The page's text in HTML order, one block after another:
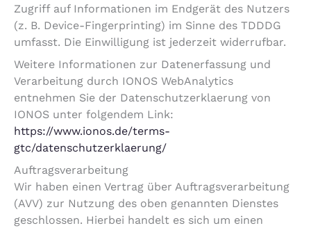
Zugriff auf Informationen im Endgerät des Nutzers
(z. B. Device-Fingerprinting) im Sinne des TDDDG
umfasst. Die Einwilligung ist jederzeit widerrufbar.
Weitere Informationen zur Datenerfassung und
Verarbeitung durch IONOS WebAnalytics
entnehmen Sie der Datenschutzerklaerung von
IONOS unter folgendem Link:
https://www.ionos.de/terms-
gtc/datenschutzerklaerung/
Auftragsverarbeitung
Wir haben einen Vertrag über Auftragsverarbeitung
(AVV) zur Nutzung des oben genannten Dienstes
geschlossen. Hierbei handelt es sich um einen